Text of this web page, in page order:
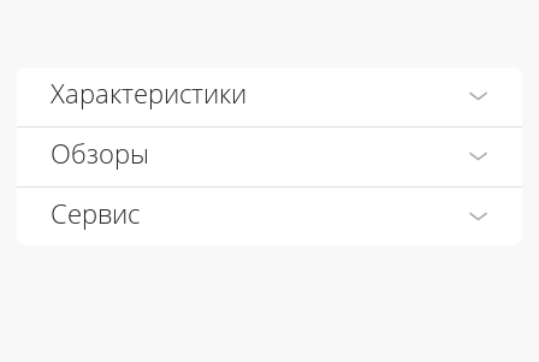
Характеристики
Обзоры
Сервис